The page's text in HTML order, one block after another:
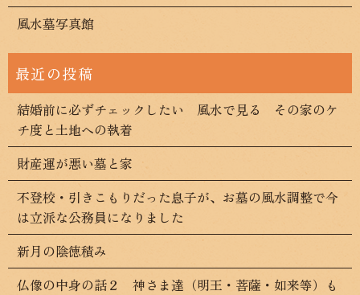
風水墓写真館
結婚前に必ずチェックしたい 風水で見る その家のケ
チ度と土地への執着
財産運が悪い墓と家
不登校・引きこもりだった息子が、お墓の風水調整で今
は立派な公務員になりました
新月の陰徳積み
仏像の中身の話２ 神さま達（明王・菩薩・如来等）も